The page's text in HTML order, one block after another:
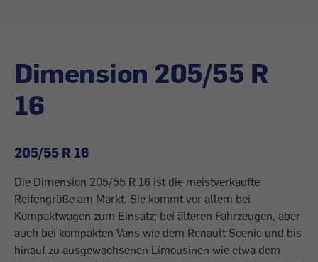
Dimension 205/55 R
16
205/55 R 16
Die Dimension 205/55 R 16 ist die meistverkaufte
Reifengröße am Markt. Sie kommt vor allem bei
Kompaktwagen zum Einsatz; bei älteren Fahrzeugen, aber
auch bei kompakten Vans wie dem Renault Scenic und bis
hinauf zu ausgewachsenen Limousinen wie etwa dem